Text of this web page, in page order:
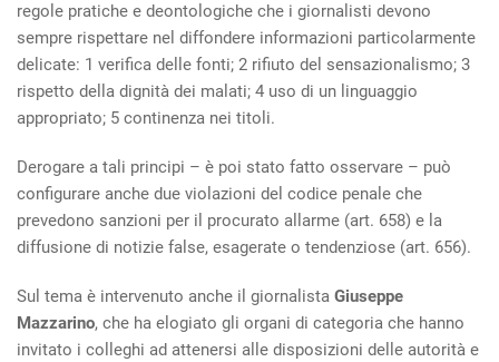
regole pratiche e deontologiche che i giornalisti devono
sempre rispettare nel diffondere informazioni particolarmente
delicate: 1 verifica delle fonti; 2 rifiuto del sensazionalismo; 3
rispetto della dignità dei malati; 4 uso di un linguaggio
appropriato; 5 continenza nei titoli.
Derogare a tali principi – è poi stato fatto osservare – può
configurare anche due violazioni del codice penale che
prevedono sanzioni per il procurato allarme (art. 658) e la
diffusione di notizie false, esagerate o tendenziose (art. 656).
Sul tema è intervenuto anche il giornalista Giuseppe
Mazzarino, che ha elogiato gli organi di categoria che hanno
invitato i colleghi ad attenersi alle disposizioni delle autorità e